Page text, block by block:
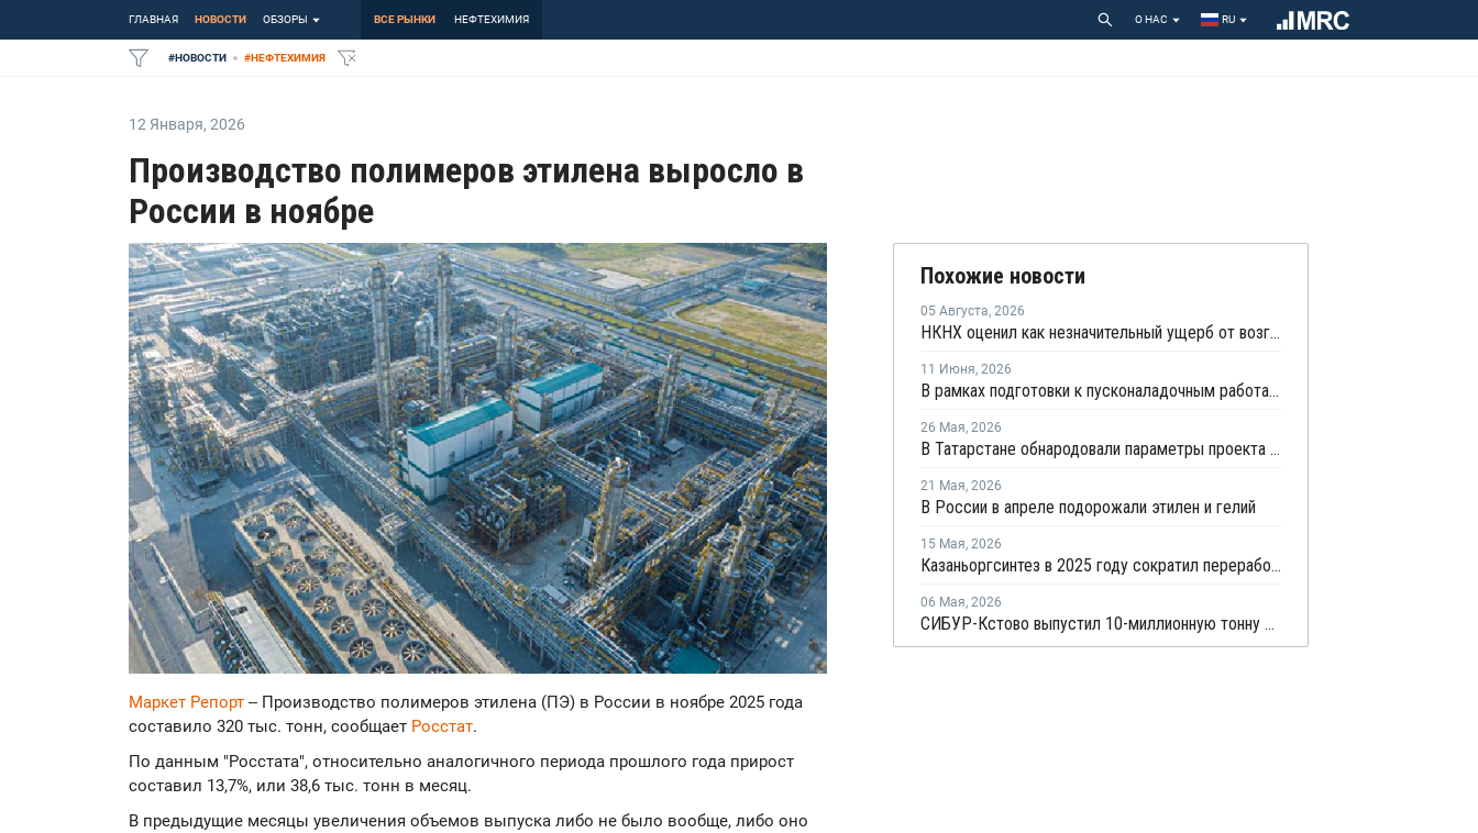
ГЛАВНАЯ НОВОСТИ ОБЗОРЫ ВСЕ РЫНКИ НЕФТЕХИМИЯ О НАС RU
#НОВОСТИ #НЕФТЕХИМИЯ
12 Января, 2026
Производство полимеров этилена выросло в
России в ноябре
Маркет Репорт -- Производство полимеров этилена (ПЭ) в России в ноябре 2025 года
составило 320 тыс. тонн, сообщает Росстат.
По данным "Росстата", относительно аналогичного периода прошлого года прирост
составил 13,7%, или 38,6 тыс. тонн в месяц.
В предыдущие месяцы увеличения объемов выпуска либо не было вообще, либо оно
Похожие новости
05 Августа, 2026
НКНХ оценил как незначительный ущерб от возгорания на линии полистирола
11 Июня, 2026
В рамках подготовки к пусконаладочным работам АГХК запустил факел установки пиролиза
26 Мая, 2026
В Татарстане обнародовали параметры проекта промпарка "Этилен-600"
21 Мая, 2026
В России в апреле подорожали этилен и гелий
15 Мая, 2026
Казаньоргсинтез в 2025 году сократил переработку этана на 5%, сжиженного газа – на 24%
06 Мая, 2026
СИБУР-Кстово выпустил 10-миллионную тонну этилена в Нижегородской области